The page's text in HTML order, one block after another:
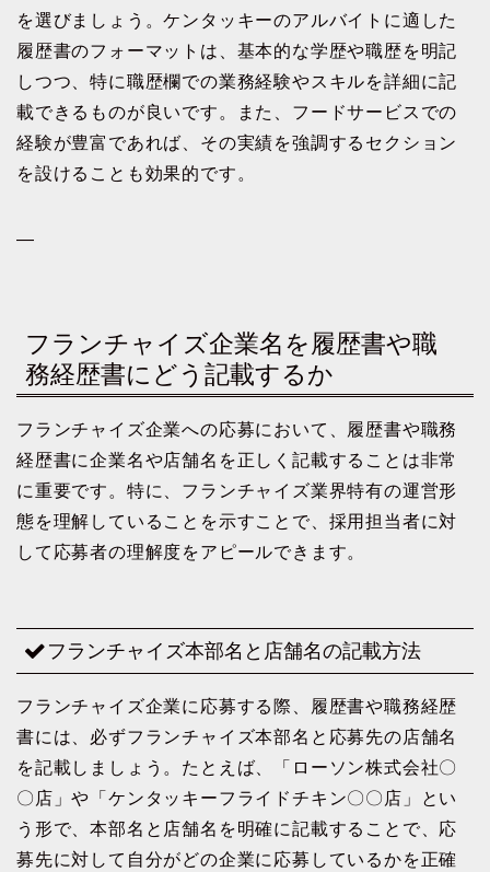
を選びましょう。ケンタッキーのアルバイトに適した
履歴書のフォーマットは、基本的な学歴や職歴を明記
しつつ、特に職歴欄での業務経験やスキルを詳細に記
載できるものが良いです。また、フードサービスでの
経験が豊富であれば、その実績を強調するセクション
を設けることも効果的です。
—
フランチャイズ企業名を履歴書や職
務経歴書にどう記載するか
フランチャイズ企業への応募において、履歴書や職務
経歴書に企業名や店舗名を正しく記載することは非常
に重要です。特に、フランチャイズ業界特有の運営形
態を理解していることを示すことで、採用担当者に対
して応募者の理解度をアピールできます。
フランチャイズ本部名と店舗名の記載方法
フランチャイズ企業に応募する際、履歴書や職務経歴
書には、必ずフランチャイズ本部名と応募先の店舗名
を記載しましょう。たとえば、「ローソン株式会社〇
〇店」や「ケンタッキーフライドチキン〇〇店」とい
う形で、本部名と店舗名を明確に記載することで、応
募先に対して自分がどの企業に応募しているかを正確